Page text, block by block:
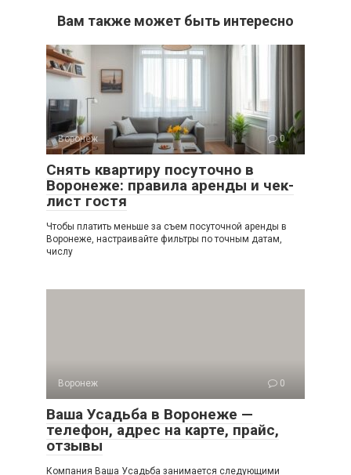
Вам также может быть интересно
Воронеж 0
Снять квартиру посуточно в
Воронеже: правила аренды и чек-
лист гостя
Чтобы платить меньше за съем посуточной аренды в
Воронеже, настраивайте фильтры по точным датам,
числу
Воронеж 0
Ваша Усадьба в Воронеже —
телефон, адрес на карте, прайс,
отзывы
Компания Ваша Усадьба занимается следующими